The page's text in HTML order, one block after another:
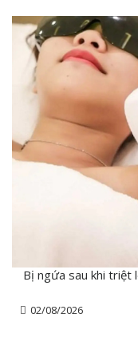
Bị ngứa sau khi triệt
02/08/2026